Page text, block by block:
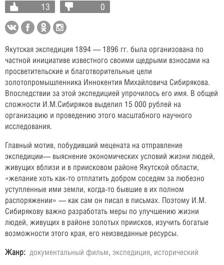
13
0
Якутская экспедиция 1894 — 1896 гг. была организована по
частной инициативе известного своими щедрыми взносами на
просветительские и благотворительные цели
золотопромышленника Иннокентия Михайловича Сибирякова.
Впоследствии за этой экспедицией упрочилось его имя. В общей
сложности И.М.Сибиряков выделил 15 000 рублей на
организацию и проведению этого масштабного научного
исследования.
Главный мотив, побудивший мецената на отправление
экспедиции— выяснение экономических условий жизни людей,
живущих вблизи и в приисковом районе Якутской области,
«желание хоть как-то отплатить добром соседям за любезно
уступленные ими земли, когда-то бывшие в их полном
распоряжении» — как сам он писал в письмах. Поэтому И.М.
Сибирякову важно разработать меры по улучшению жизни
людей, живущих в районе золотых приисков, изучить богатые
возможности этого края, его неизведанные ресурсы.
Жанр: документальный фильм, экспедиция, исторический